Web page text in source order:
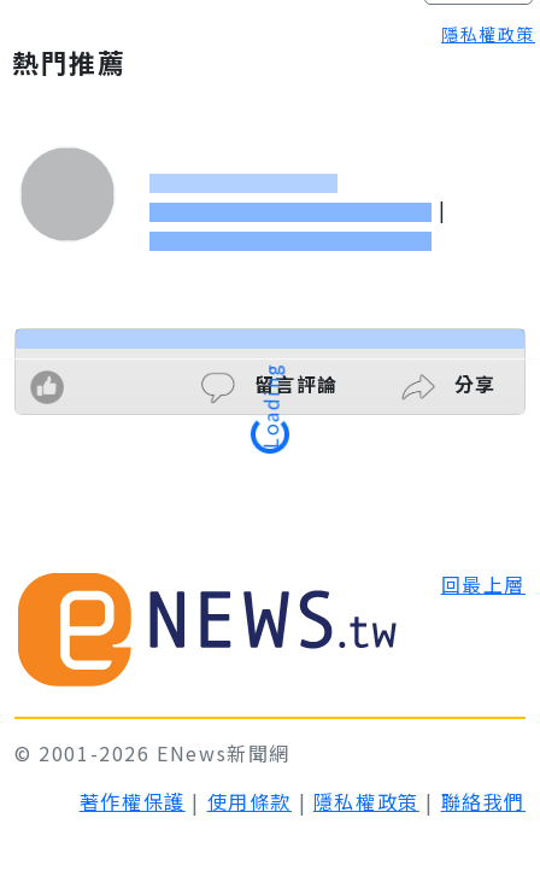
隱私權政策
熱門推薦
|
留言評論 分享
Loading
回最上層
© 2001-2026 ENews新聞網
著作權保護 | 使用條款 | 隱私權政策 | 聯絡我們